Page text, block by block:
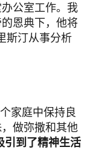
公室工作。我
恩典下，他将
斯汀从事分析
家庭中保持良
做弥撒和其他
引到了精神生活